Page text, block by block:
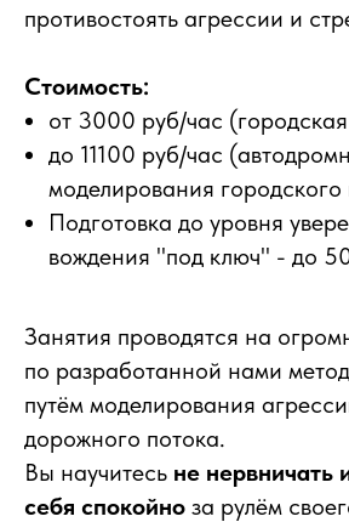
противостоять агрессии и
Стоимость:
от 3000 руб/час
до 11100 руб/час
моделирования городского
Подготовка до уровня
вождения "под ключ" - до
Занятия проводятся на
по разработанной нами
путём моделирования
дорожного потока.
Вы научитесь не нервничать
себя спокойно за рулём